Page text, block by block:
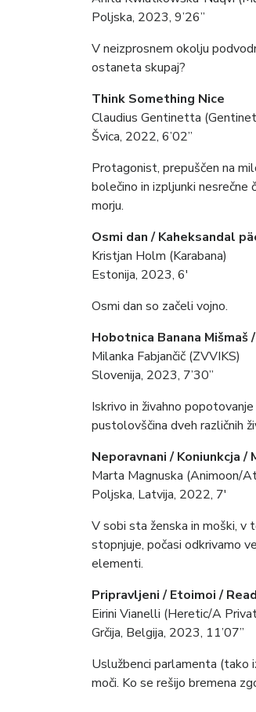
Poljska, 2023, 9’26”
V neizprosnem okolju
ostaneta skupaj?
Think Something Nice
Claudius Gentinetta
Švica, 2022, 6’02”
Protagonist, prepuščen na
bolečino in izpljunki
morju.
Osmi dan / Kaheksandal
Kristjan Holm (Karabana)
Estonija, 2023, 6′
Osmi dan so začeli vojno.
Hobotnica Banana
Milanka Fabjančič (ZVVIKS)
Slovenija, 2023, 7’30”
Iskrivo in živahno
pustolovščina dveh različnih
Neporavnani / Koniunkcja /
Marta Magnuska (Animoon/
Poljska, Latvija, 2022, 7′
V sobi sta ženska in moški, v
stopnjuje, počasi odkrivamo
elementi.
Pripravljeni / Etoimoi /
Eirini Vianelli (Heretic/A
Grčija, Belgija, 2023, 11’07”
Uslužbenci parlamenta (tako
moči. Ko se rešijo bremena